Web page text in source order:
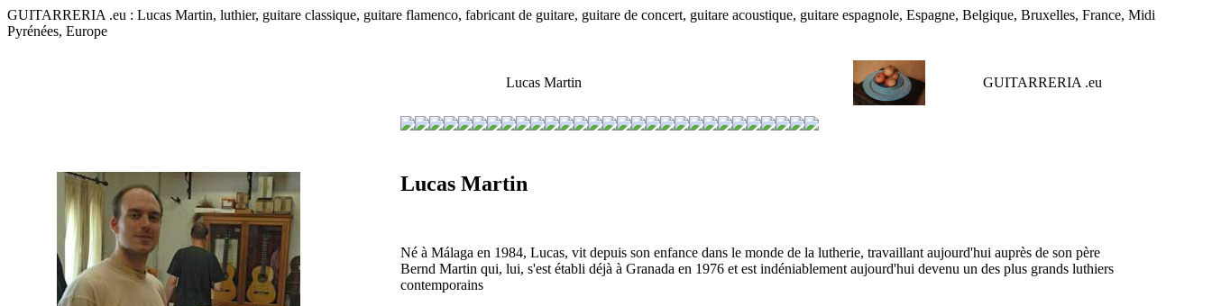
GUITARRERIA .eu : Lucas Martin, luthier, guitare classique, guitare flamenco, fabricant de guitare, guitare de concert, guitare acoustique, guitare espagnole, Espagne, Belgique, Bruxelles, France, Midi
Pyrénées, Europe
Lucas Martin GUITARRERIA .eu
Lucas Martin
Né à Málaga en 1984, Lucas, vit depuis son enfance dans le monde de la lutherie, travaillant aujourd'hui auprès de son père
Bernd Martin qui, lui, s'est établi déjà à Granada en 1976 et est indéniablement aujourd'hui devenu un des plus grands luthiers
contemporains